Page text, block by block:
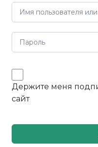
Держите меня
сайт